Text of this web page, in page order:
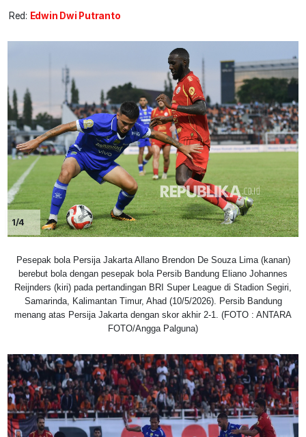
Red: Edwin Dwi Putranto
1/4
Pesepak bola Persija Jakarta Allano Brendon De Souza Lima (kanan)
berebut bola dengan pesepak bola Persib Bandung Eliano Johannes
Reijnders (kiri) pada pertandingan BRI Super League di Stadion Segiri,
Samarinda, Kalimantan Timur, Ahad (10/5/2026). Persib Bandung
menang atas Persija Jakarta dengan skor akhir 2-1. (FOTO : ANTARA
FOTO/Angga Palguna)